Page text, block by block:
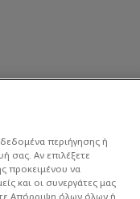
περιήγησης ή
σας. Αν επιλέξετε
προκειμένου να
και οι συνεργάτες μας
Απόρριψη όλων όλων ή